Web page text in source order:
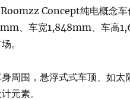
Concept纯电概念车
、车宽1,848mm、车高
。
周围，悬浮式式车顶、如
元素。